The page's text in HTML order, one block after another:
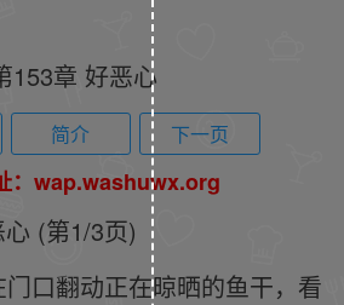
153章 好恶心
简介 下一页
：wap.washuwx.org
(第1/3页)
口翻动正在晾晒的鱼干，看